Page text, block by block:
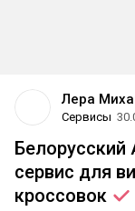
Лера
Сервисы
Белорусский
сервис для
кроссовок